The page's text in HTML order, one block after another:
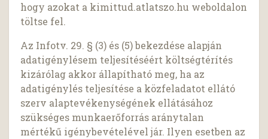
hogy azokat a kimittud.atlatszo.hu weboldalon
töltse fel.
Az Infotv. 29. § (3) és (5) bekezdése alapján
adatigénylésem teljesítéséért költségtérítés
kizárólag akkor állapítható meg, ha az
adatigénylés teljesítése a közfeladatot ellátó
szerv alaptevékenységének ellátásához
szükséges munkaerőforrás aránytalan
mértékű igénybevételével jár. Ilyen esetben az